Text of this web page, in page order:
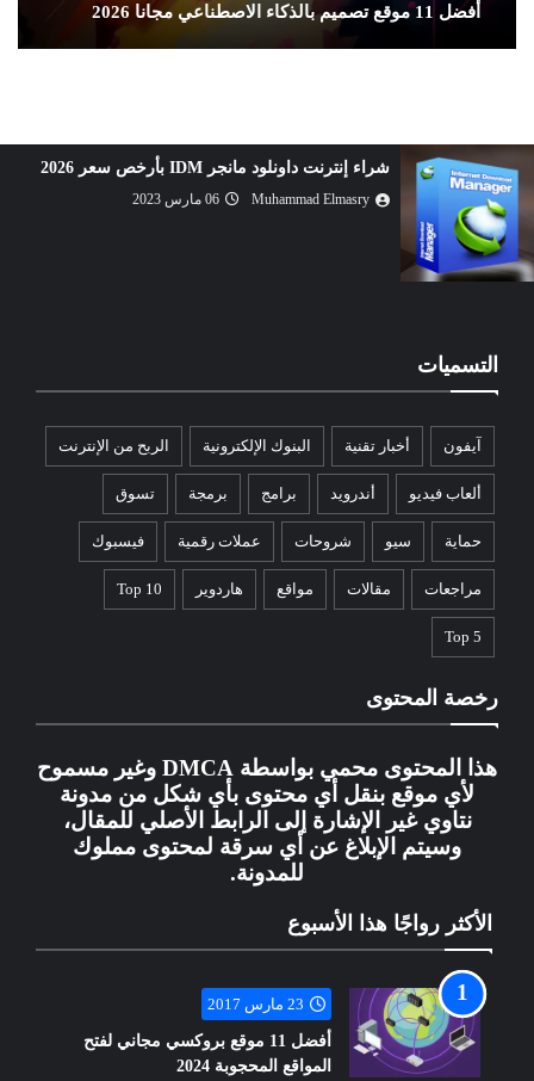
تحميل أفضل 11 قاموس إنجليزي عربي ناطق مجانا 2026
تحميل أخف محاكي أندرويد للكمبيوتر مجانا 2026
Muhammad Elmasry 18 مارس 2023
التسميات
آيفون أخبار تقنية البنوك الإلكترونية الربح من الإنترنت
ألعاب فيديو أندرويد برامج برمجة تسوق
حماية سيو شروحات عملات رقمية فيسبوك
مراجعات مقالات مواقع هاردوير Top 10
Top 5
رخصة المحتوى
هذا المحتوى محمي بواسطة DMCA وغير مسموح
لأي موقع بنقل أي محتوى بأي شكل من مدونة
نتاوي غير الإشارة إلى الرابط الأصلي للمقال،
وسيتم الإبلاغ عن أي سرقة لمحتوى مملوك
للمدونة.
الأكثر رواجًا هذا الأسبوع
23 مارس 2017
أفضل 11 موقع بروكسي مجاني لفتح
المواقع المحجوبة 2024